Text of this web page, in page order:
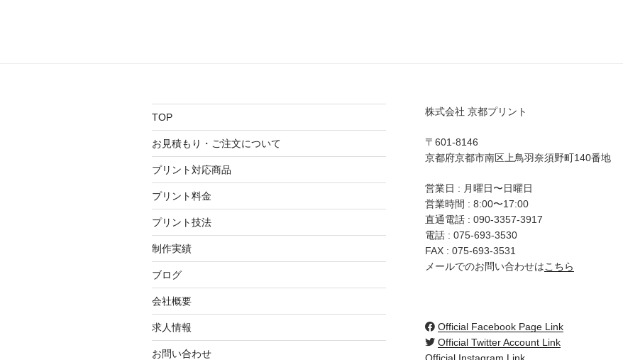
シ
ョ
ン
TOP
お見積もり・ご注文について
プリント対応商品
プリント料金
プリント技法
制作実績
ブログ
会社概要
求人情報
お問い合わせ
株式会社 京都プリント
〒601-8146
京都府京都市南区上鳥羽奈須野町140番地
営業日 : 月曜日〜日曜日
営業時間 : 8:00〜17:00
直通電話 : 090-3357-3917
電話 : 075-693-3530
FAX : 075-693-3531
メールでのお問い合わせはこちら
Official Facebook Page Link
Official Twitter Account Link
Official Instagram Link